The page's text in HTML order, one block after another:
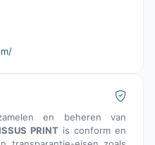
en beheren van
PRINT is conform en